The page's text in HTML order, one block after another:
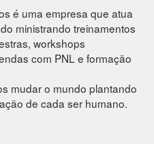
é uma empresa que atua
ministrando treinamentos
workshops
com PNL e formação
mudar o mundo plantando
de cada ser humano.